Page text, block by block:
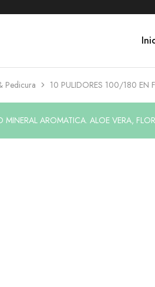
Pedicura 10 PULIDORES 100/180 EN
MINERAL AROMATICA. ALOE VERA,